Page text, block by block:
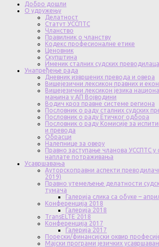
Добро дошли
О удружењу
Делатност
Статут УССПТС
Чланство
Правилник о чланству
Кодекс професионалне етике
Ценовник
Скупштина
Именик сталних судских
Унапређење рада
Дневник извршених превода и овера
Вишејезични лексикон правних и
Вишејезични лексикон језика
мањина у АП Војводини
Водич кроз правне системе региона
Пословник о раду сталних судских
Пословник о раду Етичког одбора
Пословник о раду Комисије за
и превода
Обрасци
Налепнице за оверу
Правно заступање чланова УССПТС у
наплате потраживања
Усавршавања
Ауторскоправни аспекти
2019)
Правно утемељење делатности
тумача
Галерија слика са обуке –
Конференција 2018
Галерија 2018
TransELTE 2018
Конференција 2017
Галерија 2017
Порески/финансијски оквир
Мајски програми језичких